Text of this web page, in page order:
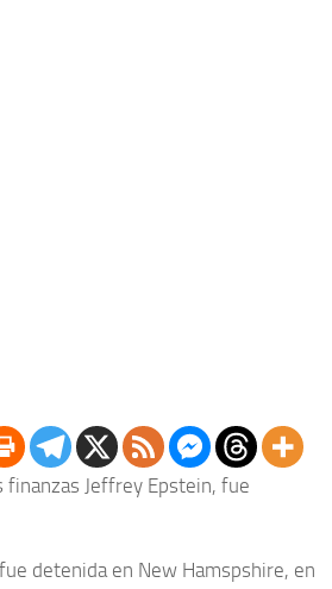
finanzas Jeffrey Epstein, fue
detenida en New Hamspshire, en